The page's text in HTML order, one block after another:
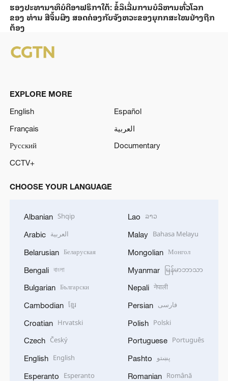
ຮອງ​ປະທາ​ນາ​ທິ​ບໍ​ດີອ​າ​ຟ​ຣິ​ກາ​ໃຕ້: ຂໍ້​ລິ​ເລີ່ມການ​ບໍ​ລິ​ຫານ​ທົ່ວ​ໂລກ​
ຂອງ ທ່ານ ສີ​ຈິ້ນ​ຜິງ ​ສ​ອດ​ຄ່ອງ​ກັບຈັງ​ຫວະ​ຂອງ​ຍຸກກ​ສະ​ໄໝ​ຢ່າງ​ຖືກ​
ຕ້ອງ
EXPLORE MORE
English
Español
Français
العربية
Русский
Documentary
CCTV+
CHOOSE YOUR LANGUAGE
Albanian Shqip
Arabic العربية
Belarusian Беларуская
Bengali বাংলা
Bulgarian Български
Cambodian ខ្មែរ
Croatian Hrvatski
Czech Český
English English
Esperanto Esperanto
Lao ລາວ
Malay Bahasa Melayu
Mongolian Монгол
Myanmar မြန်မာဘာသာ
Nepali नेपाली
Persian فارسی
Polish Polski
Portuguese Português
Pashto پښتو
Romanian Română